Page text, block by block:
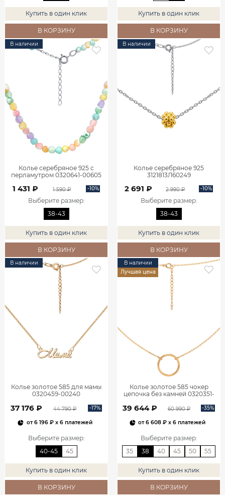
Купить в один клик
В КОРЗИНУ
Купить в один клик
В КОРЗИНУ
В наличии
Колье серебряное 925 с
перламутром 0320641-00605
1 431 ₽ 1 590 ₽ -10%
Выберите размер:
38-43
Купить в один клик
В КОРЗИНУ
В наличии
Колье серебряное 925
3121813Л60249
2 691 ₽ 2 990 ₽ -10%
Выберите размер:
38-43
Купить в один клик
В КОРЗИНУ
В наличии
Колье золотое 585 для мамы
0320459-00240
37 176 ₽ 44 790 ₽ -17%
от6 196 ₽x 6 платежей
Выберите размер:
40-45
45
Купить в один клик
В КОРЗИНУ
В наличии
Лучшая цена
Колье золотое 585 чокер
цепочка без камней 0320351-
39 644 ₽ 60 990 ₽ -35%
от6 608 ₽ x 6 платежей
Выберите размер:
35
38 40 45 50 55
Купить в один клик
В КОРЗИНУ